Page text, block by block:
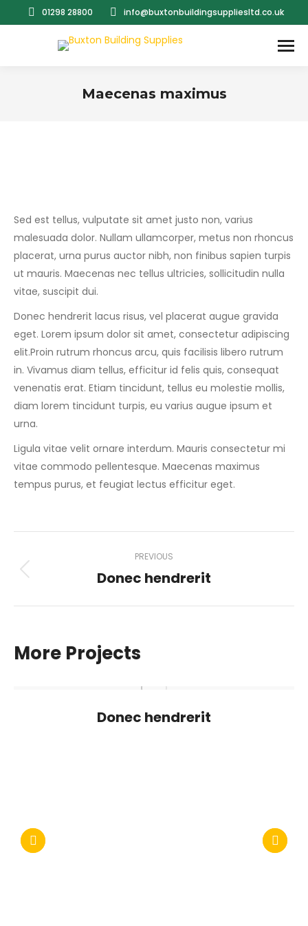
01298 28800 info@buxtonbuildingsuppliesltd.co.uk
Maecenas maximus
Sed est tellus, vulputate sit amet justo non, varius
malesuada dolor. Nullam ullamcorper, metus non rhoncus
placerat, urna purus auctor nibh, non finibus sapien turpis
ut mauris. Maecenas nec tellus ultricies, sollicitudin nulla
vitae, suscipit dui.
Donec hendrerit lacus risus, vel placerat augue gravida
eget. Lorem ipsum dolor sit amet, consectetur adipiscing
elit.Proin rutrum rhoncus arcu, quis facilisis libero rutrum
in. Vivamus diam tellus, efficitur id felis quis, consequat
venenatis erat. Etiam tincidunt, tellus eu molestie mollis,
diam lorem tincidunt turpis, eu varius augue ipsum et
urna.
Ligula vitae velit ornare interdum. Mauris consectetur mi
vitae commodo pellentesque. Maecenas maximus
tempus purus, et feugiat lectus efficitur eget.
navigation
PREVIOUS
Previous
Donec hendrerit
More Projects
Donec hendrerit